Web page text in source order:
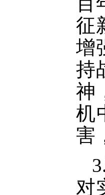
征
增
持
神
机
害
对